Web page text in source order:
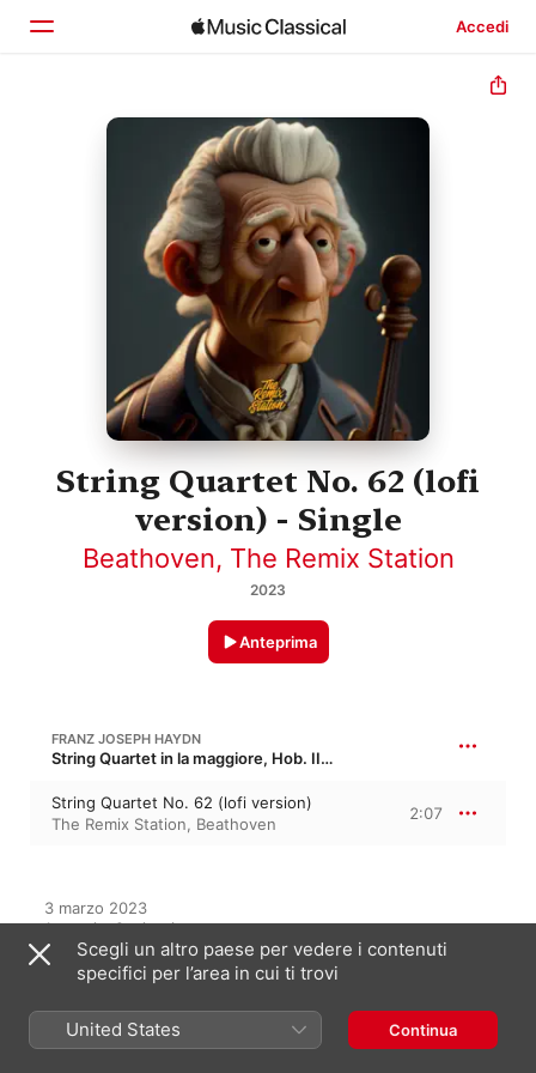
Accedi
Home
String Quartet No. 62 (lofi
version) - Single
Beathoven, The Remix Station
2023
Anteprima
FRANZ JOSEPH HAYDN
String Quartet in la maggiore, Hob. III/60, Op. 55/1 · “Tost Quartets Set 2”
String Quartet No. 62 (lofi version)
The Remix Station, Beathoven
2:07
3 marzo 2023
1 traccia, 2 minuti
℗ 2023 The Remix Station
In questo album
Scegli un altro paese per vedere i contenuti
specifici per l’area in cui ti trovi
United States Continua